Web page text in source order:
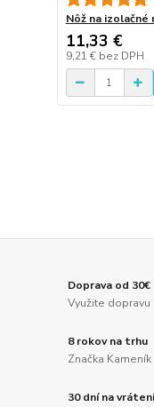
Nôž na
11,33 €
9,21 € bez DPH
Doprava od
Využite
8 rokov na trhu
Značka
30 dní na